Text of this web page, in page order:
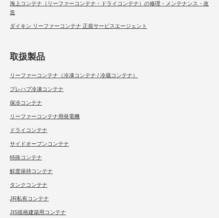
海上コンテナ（リーファーコンテナ・ドライコンテナ）の修理・メンテナンス・改
造
ダイキン リーファーコンテナ 正規サービスエージェント
取扱製品
リーファーコンテナ（冷凍コンテナ / 冷蔵コンテナ）
プレハブ冷凍コンテナ
保冷コンテナ
リーファーコンテナ用発電機
ドライコンテナ
サイドオープンコンテナ
特殊コンテナ
鮮度保持コンテナ
タンクコンテナ
JR私有コンテナ
JIS規格建築用コンテナ